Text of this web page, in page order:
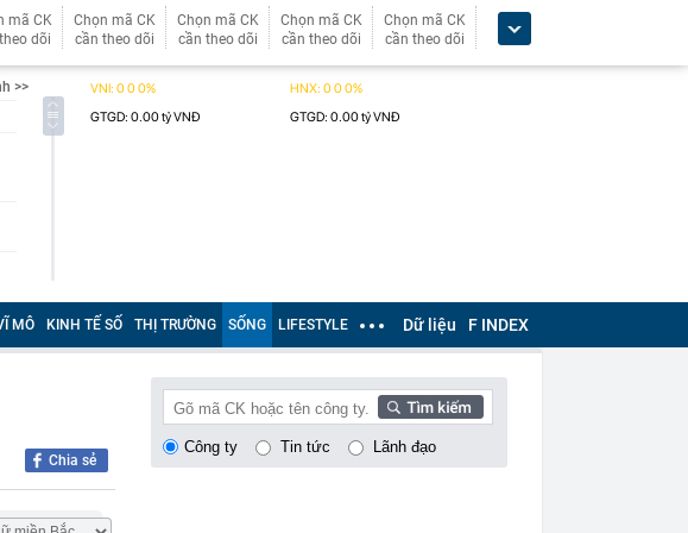
mã CK
dõi
Chọn mã CK
cần theo dõi
Chọn mã CK
cần theo dõi
Chọn mã CK
cần theo dõi
Chọn mã CK
cần theo dõi
>>
MÔ KINH TẾ SỐ THỊ TRƯỜNG SỐNG LIFESTYLE Dữ liệu F INDEX
Chia sẻ
Công ty Tin tức Lãnh đạo